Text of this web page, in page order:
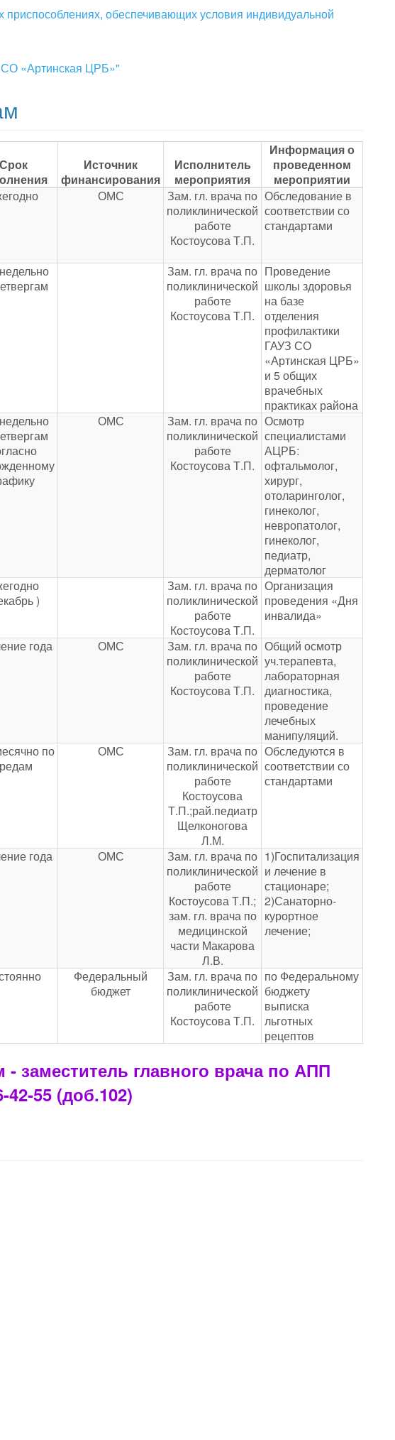
приспособлениях, обеспечивающих условия индивидуальной
СО «Артинская ЦРБ»"
Срок
Источник
финансирования
Исполнитель
мероприятия
Информация о
проведенном
мероприятии
ОМС
Зам. гл. врача по
поликлинической
работе
Костоусова Т.П.
Обследование в
соответствии со
стандартами
Зам. гл. врача по
поликлинической
работе
Костоусова Т.П.
Проведение
школы здоровья
на базе
отделения
профилактики
ГАУЗ СО
«Артинская ЦРБ»
и 5 общих
врачебных
практиках района
ОМС
Зам. гл. врача по
поликлинической
работе
Костоусова Т.П.
Осмотр
специалистами
АЦРБ:
офтальмолог,
хирург,
отоларинголог,
гинеколог,
невропатолог,
гинеколог,
педиатр,
дерматолог
)
Зам. гл. врача по
поликлинической
работе
Костоусова Т.П.
Организация
проведения «Дня
инвалида»
года ОМС
Зам. гл. врача по
поликлинической
работе
Костоусова Т.П.
Общий осмотр
уч.терапевта,
лабораторная
диагностика,
проведение
лечебных
манипуляций.
по
ОМС
Зам. гл. врача по
поликлинической
работе
Костоусова
Т.П.;рай.педиатр
Щелконогова
Л.М.
Обследуются в
соответствии со
стандартами
года ОМС
Зам. гл. врача по
поликлинической
работе
Костоусова Т.П.;
зам. гл. врача по
медицинской
части Макарова
Л.В.
1)Госпитализация
и лечение в
стационаре;
2)Санаторно-
курортное
лечение;
Федеральный
бюджет
Зам. гл. врача по
поликлинической
работе
Костоусова Т.П.
по Федеральному
бюджету
выписка
льготных
рецептов
заместитель главного врача по АПП
55 (доб.102)